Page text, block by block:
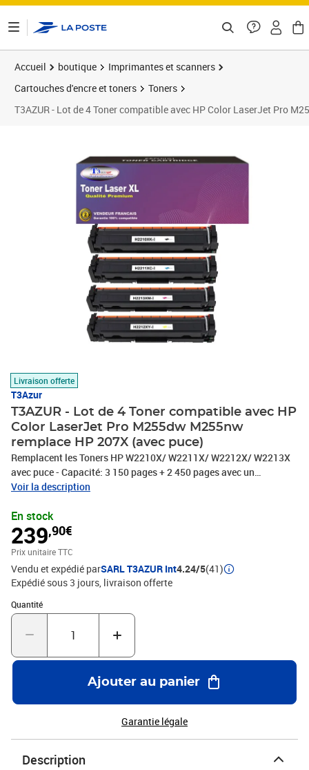
Accueil boutique
Imprimantes et scanners
Cartouches d'encre et toners
Toners
T3AZUR - Lot de 4 Toner compatible avec HP Color LaserJet Pro
Livraison offerte
T3Azur
T3AZUR - Lot de 4 Toner compatible avec HP
Color LaserJet Pro M255dw M255nw
remplace HP 207X (avec puce)
Remplacent les Toners HP W2210X/ W2211X/ W2212X/ W2213X
avec puce - Capacité: 3 150 pages + 2 450 pages avec un
rendement de 5% , repondent à toutes les normes européennes ISO
qualité qui garantie une excellence qualité d'impression - Marque
T3AZUR
Voir la description
En stock
239,90€
Prix unitaire TTC
Vendu et expédié parSARL T3AZUR Int4.24/5(41)
Expédié sous 3 jours livraison offerte
Quantité
Quantité : 1
Ajouter au panier
Garantie légale
Description